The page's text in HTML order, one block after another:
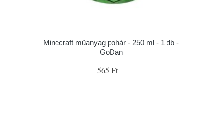
Minecraft műanyag pohár - 250 ml - 1 db -
GoDan
565 Ft